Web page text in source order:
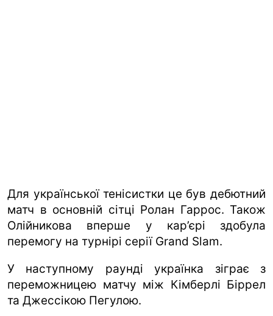
Для української тенісистки це був дебютний
матч в основній сітці Ролан Гаррос. Також
Олійникова вперше у кар’єрі здобула
перемогу на турнірі серії Grand Slam.
У наступному раунді українка зіграє з
переможницею матчу між Кімберлі Біррел
та Джессікою Пегулою.